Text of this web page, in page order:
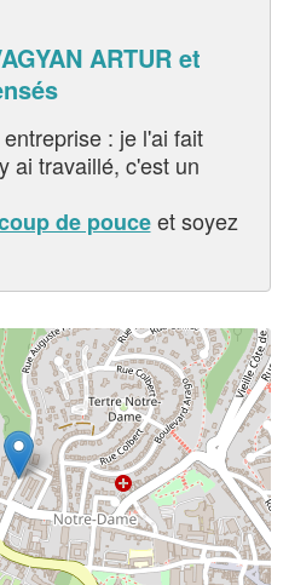
ARTUR et
: je l'ai fait
ai travaillé, c'est un
de pouceet soyez